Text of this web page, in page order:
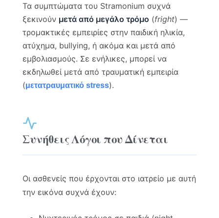
Τα συμπτώματα του Stramonium συχνά
ξεκινούν μετά από μεγάλο τρόμο (fright) —
τρομακτικές εμπειρίες στην παιδική ηλικία,
ατύχημα, bullying, ή ακόμα και μετά από
εμβολιασμούς. Σε ενήλικες, μπορεί να
εκδηλωθεί μετά από τραυματική εμπειρία
(μετατραυματικό stress).
Συνήθεις Λόγοι που Δίνεται
Οι ασθενείς που έρχονται στο ιατρείο με αυτή
την εικόνα συχνά έχουν: